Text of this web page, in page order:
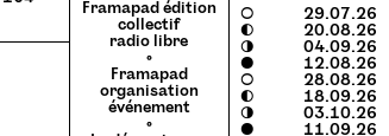
Framapad édition
collectif
radio libre
◦
Framapad
organisation
événement
◦
○ 29.07.26
◐ 20.08.26
◑ 04.09.26
● 12.08.26
○ 28.08.26
◐ 18.09.26
◑ 03.10.26
●
11.09.26